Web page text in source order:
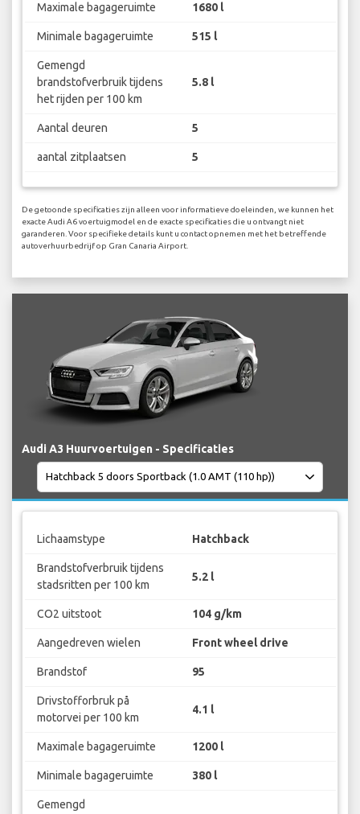
Maximale bagageruimte 1680 l
Minimale bagageruimte 515 l
Gemengd
brandstofverbruik tijdens
het rijden per 100 km
5.8 l
Aantal deuren 5
aantal zitplaatsen 5
De getoonde specificaties zijn alleen voor informatieve doeleinden, we kunnen het
exacte Audi A6 voertuigmodel en de exacte specificaties die u ontvangt niet
garanderen. Voor specifieke details kunt u contact opnemen met het betreffende
autoverhuurbedrijf op Gran Canaria Airport.
Audi A3 Huurvoertuigen - Specificaties
Lichaamstype Hatchback
Brandstofverbruik tijdens
stadsritten per 100 km
5.2 l
CO2 uitstoot 104 g/km
Aangedreven wielen Front wheel drive
Brandstof 95
Drivstofforbruk på
motorvei per 100 km
4.1 l
Maximale bagageruimte 1200 l
Minimale bagageruimte 380 l
Gemengd